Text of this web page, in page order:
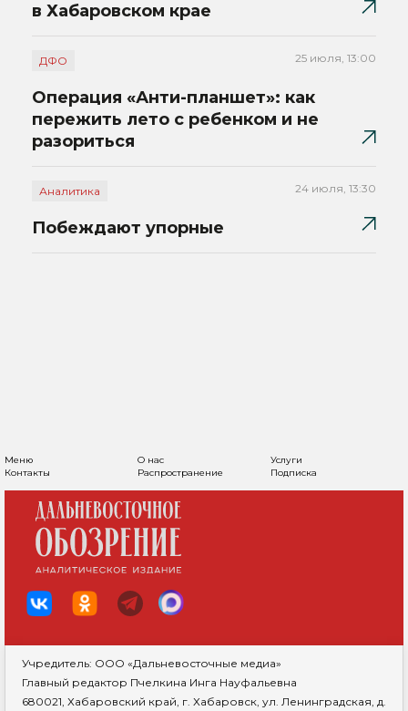
в Хабаровском крае
ДФО 25 июля, 13:00
Операция «Анти-планшет»: как
пережить лето с ребенком и не
разориться
Аналитика 24 июля, 13:30
Побеждают упорные
Меню О нас
Услуги
Контакты
Распространение Подписка
Учредитель: ООО «Дальневосточные медиа»
Главный редактор Пчелкина Инга Науфальевна
680021, Хабаровский край, г. Хабаровск, ул. Ленинградская, д.